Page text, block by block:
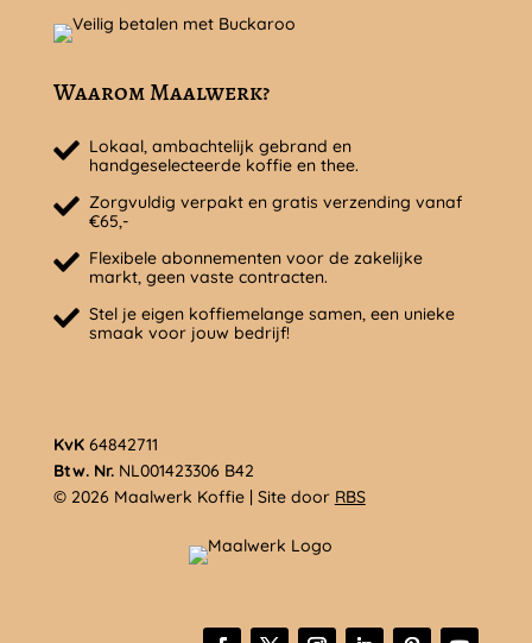
Waarom Maalwerk?
Lokaal, ambachtelijk gebrand en
handgeselecteerde koffie en thee.
Zorgvuldig verpakt en gratis verzending vanaf
€65,-
Flexibele abonnementen voor de zakelijke
markt, geen vaste contracten.
Stel je eigen koffiemelange samen, een unieke
smaak voor jouw bedrijf!
KvK64842711
Btw. Nr.NL001423306 B42
© 2026 Maalwerk Koffie | Site door RBS